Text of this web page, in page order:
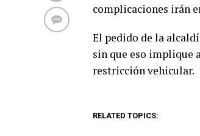
complicaciones irán
El pedido de la
sin que eso implique
restricción vehicular.
RELATED TOPICS: